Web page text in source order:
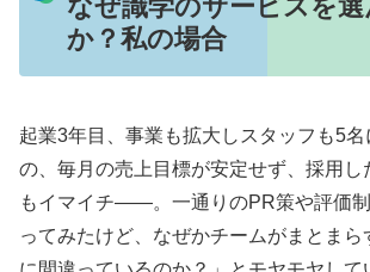
なぜ識学のサービスを
か？私の場合
起業3年目、事業も拡大しスタッフも5
の、毎月の売上目標が安定せず、採用し
もイマイチ——。一通りのPR策や評価
ってみたけど、なぜかチームがまとまら